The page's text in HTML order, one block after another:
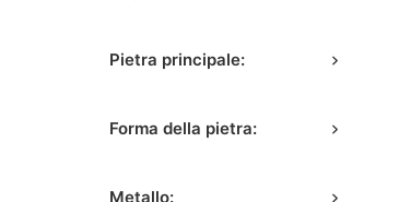
Pietra principale:
Forma della pietra:
Metallo: